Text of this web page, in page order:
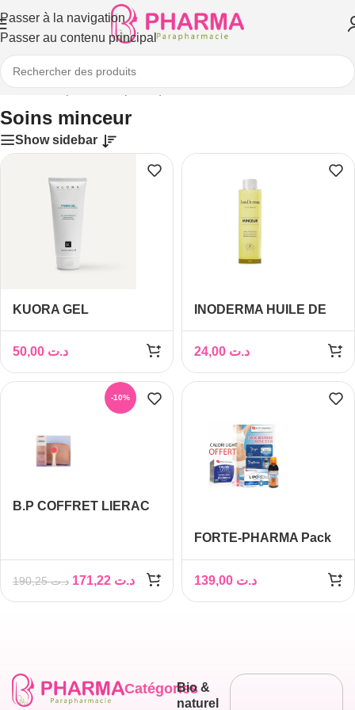
Passer à la navigation
Passer au contenu principal
Accueil/Corps/Soins spécifiques/Soins minceur
Soins minceur
Show sidebar
KUORA GEL
د.ت
INODERMA HUILE DE
150ML
د.ت
-10%
B.P COFFRET LIERAC
د.ت190,25 د.ت
FORTE-PHARMA Pack
د.ت
Catégories
Bio &
naturel